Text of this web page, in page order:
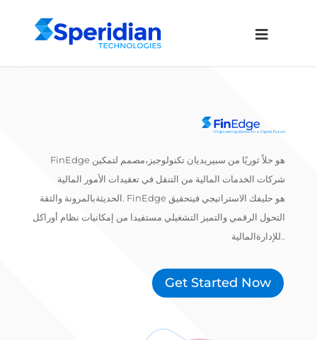
FinEdge هو حلاً ثوريًا من سبيريديان تكنولوجيز،مصمم لتمكين
شركات الخدمات المالية من التنقل في تعقيدات الأمور المالية
الحديثةبالمرونة والثقة. FinEdge هو حليفك الاستراتيجي فيتحقيق
التحول الرقمي والتميز التشغيلي مستفيدا من إمكانيات نظام أوراكل
للإدارةالمالية..
Get Started Now